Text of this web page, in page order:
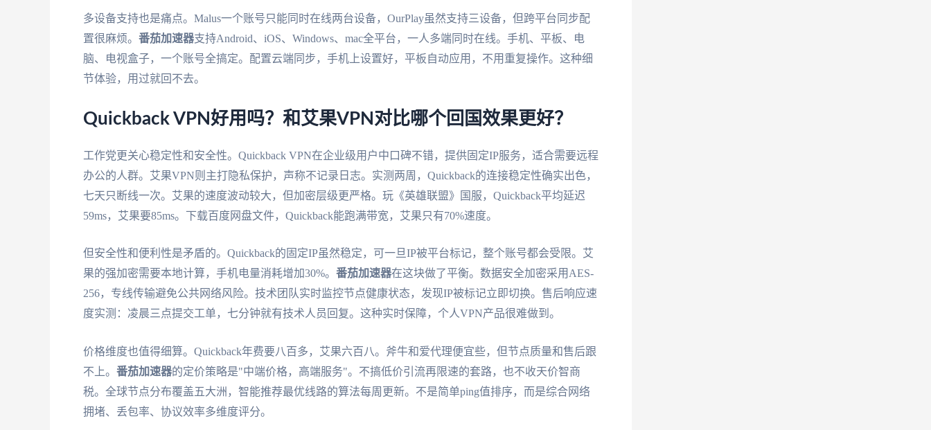
多设备支持也是痛点。Malus一个账号只能同时在线两台设备，OurPlay虽然支持三设备，但跨平台同步配
置很麻烦。 番茄加速器支持Android、iOS、Windows、mac全平台，一人多端同时在线。手机、平板、电
脑、电视盒子，一个账号全搞定。配置云端同步，手机上设置好，平板自动应用，不用重复操作。这种细
节体验，用过就回不去。
Quickback VPN好用吗？和艾果VPN对比哪个回国效果更好？
工作党更关心稳定性和安全性。Quickback VPN在企业级用户中口碑不错，提供固定IP服务，适合需要远程
办公的人群。艾果VPN则主打隐私保护，声称不记录日志。实测两周，Quickback的连接稳定性确实出色，
七天只断线一次。艾果的速度波动较大，但加密层级更严格。玩《英雄联盟》国服，Quickback平均延迟
59ms，艾果要85ms。下载百度网盘文件，Quickback能跑满带宽，艾果只有70%速度。
但安全性和便利性是矛盾的。Quickback的固定IP虽然稳定，可一旦IP被平台标记，整个账号都会受限。艾
果的强加密需要本地计算，手机电量消耗增加30%。 番茄加速器在这块做了平衡。数据安全加密采用AES-
256，专线传输避免公共网络风险。技术团队实时监控节点健康状态，发现IP被标记立即切换。售后响应速
度实测：凌晨三点提交工单，七分钟就有技术人员回复。这种实时保障，个人VPN产品很难做到。
价格维度也值得细算。Quickback年费要八百多，艾果六百八。斧牛和爱代理便宜些，但节点质量和售后跟
不上。 番茄加速器的定价策略是"中端价格，高端服务"。不搞低价引流再限速的套路，也不收天价智商
税。全球节点分布覆盖五大洲，智能推荐最优线路的算法每周更新。不是简单ping值排序，而是综合网络
拥堵、丢包率、协议效率多维度评分。